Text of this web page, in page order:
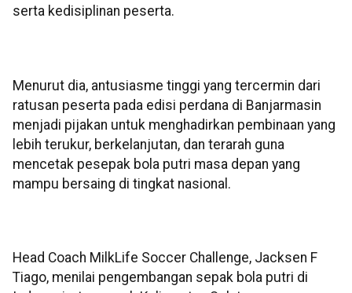
serta kedisiplinan peserta.
Menurut dia, antusiasme tinggi yang tercermin dari
ratusan peserta pada edisi perdana di Banjarmasin
menjadi pijakan untuk menghadirkan pembinaan yang
lebih terukur, berkelanjutan, dan terarah guna
mencetak pesepak bola putri masa depan yang
mampu bersaing di tingkat nasional.
Head Coach MilkLife Soccer Challenge, Jacksen F
Tiago, menilai pengembangan sepak bola putri di